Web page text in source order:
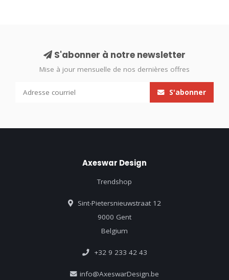
S'abonner à notre newsletter
Mise à jour mensuelle de nos dernières offres
S'abonner
Axeswar Design
Trendshop
Sint-Pietersnieuwstraat 12
9000 Gent
Belgium
+32 9 233 42 43
info@AxeswarDesign.be